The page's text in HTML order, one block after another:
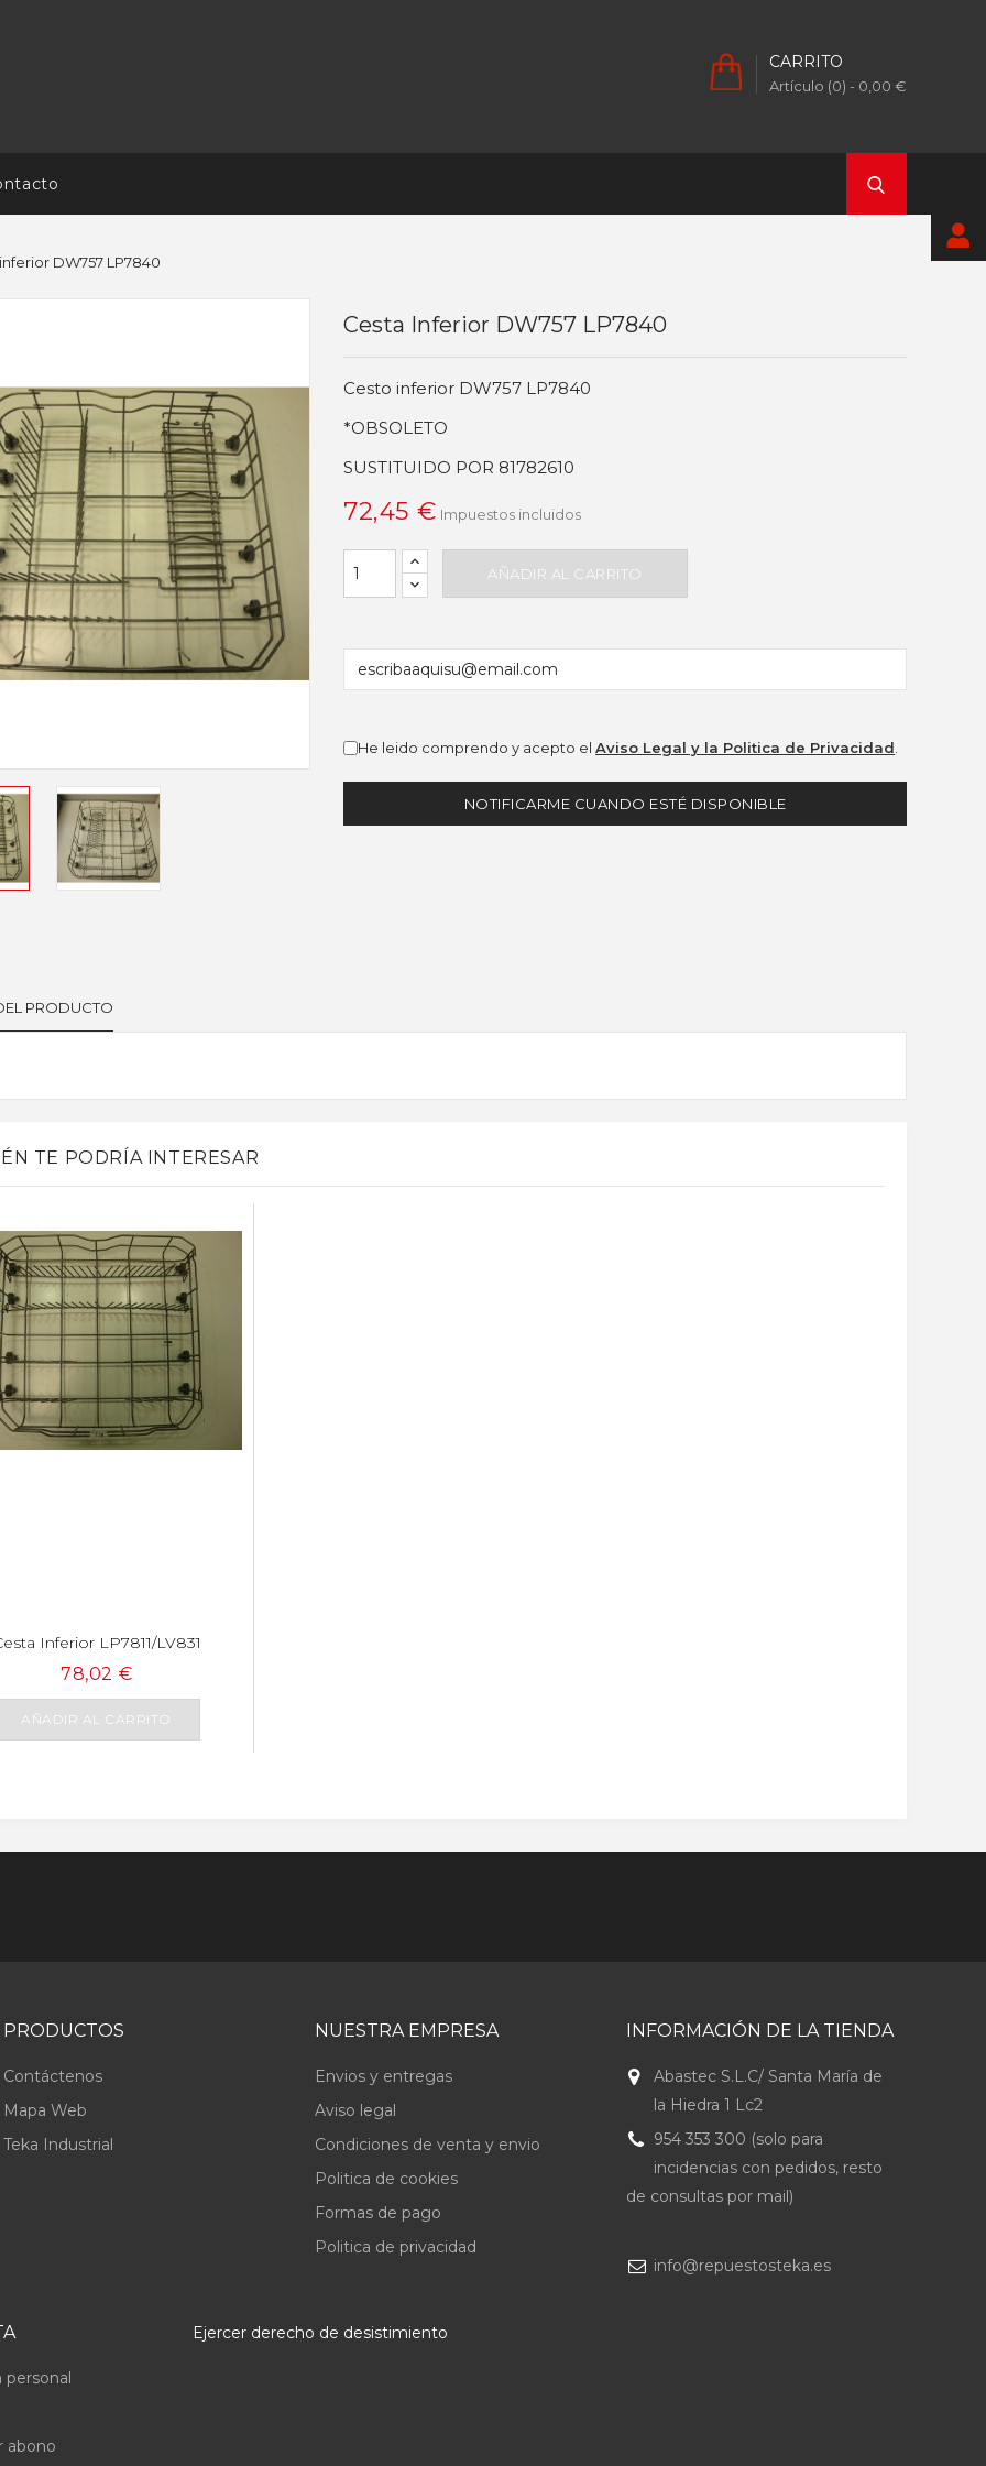
CARRITO
Artículo (0) - 0,00 €
DW757 LP7840
Cesta Inferior DW757 LP7840
Cesto inferior DW757 LP7840
*OBSOLETO
SUSTITUIDO POR 81782610
72,45 € Impuestos incluidos
AÑADIR AL CARRITO
He leido comprendo y acepto elAviso Legal y la Politica de Privacidad
NOTIFICARME CUANDO ESTÉ DISPONIBLE
PRODUCTO
TE PODRÍA INTERESAR
Inferior LP7811/LV831
78,02 €
AÑADIR AL CARRITO
PRODUCTOS
Contáctenos
Mapa Web
Teka Industrial
NUESTRA EMPRESA
Envios y entregas
Aviso legal
Condiciones de venta y envio
Politica de cookies
Formas de pago
Politica de privacidad
INFORMACIÓN DE LA TIENDA
Abastec S.L.C/ Santa María de
la Hiedra 1 Lc2
954 353 300 (solo para
incidencias con pedidos, resto
de consultas por mail)
info@repuestosteka.es
abono
Ejercer derecho de desistimiento